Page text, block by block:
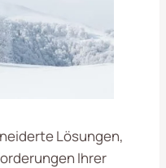
Lösungen,
Ihrer